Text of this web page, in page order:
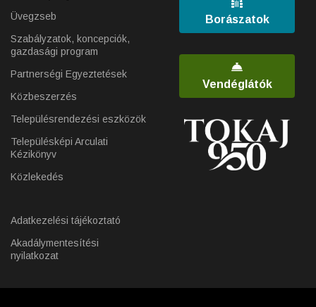
Üvegzseb
Szabályzatok, koncepciók,
gazdasági program
Partnerségi Egyeztetések
Közbeszerzés
Településrendezési eszközök
Településképi Arculati
Kézikönyv
Közlekedés
Adatkezelési tájékoztató
Akadálymentesítési
nyilatkozat
Borászatok
Vendéglátók